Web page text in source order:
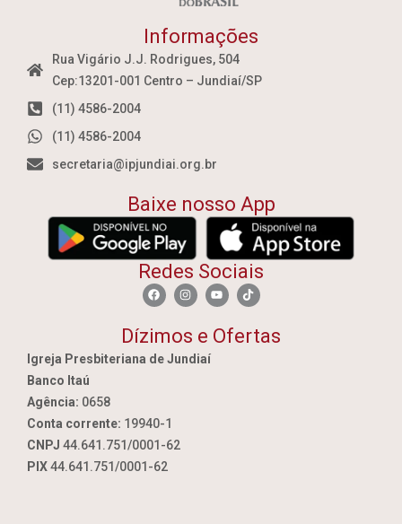
Informações
Rua Vigário J.J. Rodrigues, 504
Cep:13201-001 Centro – Jundiaí/SP
(11) 4586-2004
(11) 4586-2004
secretaria@ipjundiai.org.br
Baixe nosso App
Redes Sociais
Dízimos e Ofertas
Igreja Presbiteriana de Jundiaí
Banco Itaú
Agência: 0658
Conta corrente: 19940-1
CNPJ 44.641.751/0001-62
PIX44.641.751/0001-62